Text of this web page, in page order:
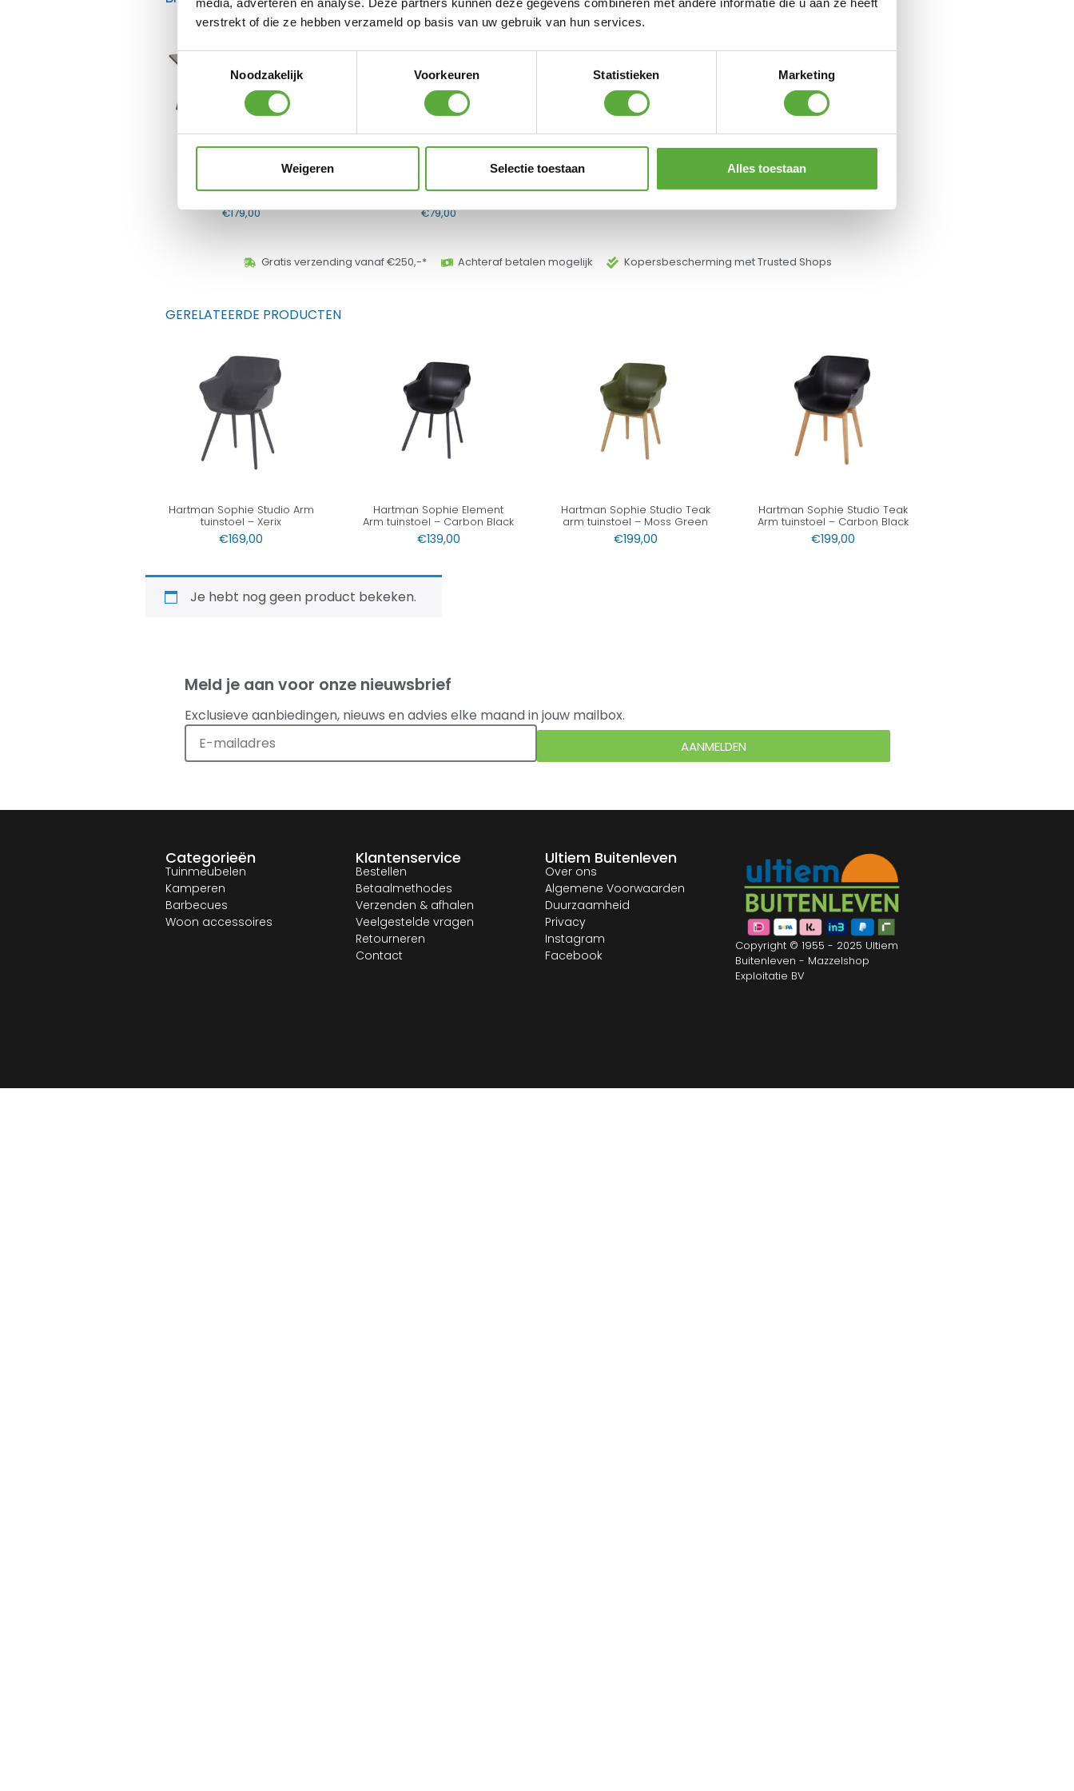
media, adverteren en analyse. Deze partners kunnen deze gegevens combineren met andere informatie die u aan ze heeft
verstrekt of die ze hebben verzameld op basis van uw gebruik van hun services.
Toestemmingsselectie
Noodzakelijk
Voorkeuren Statistieken Marketing
Weigeren Selectie toestaan Alles toestaan
Breez Cobra ligbed
€179,00
Breez Lecce Voetenbank
€79,00
Gratis verzending vanaf €250,-* Achteraf betalen mogelijk Kopersbescherming met Trusted Shops
GERELATEERDE PRODUCTEN
Hartman Sophie Studio Arm
tuinstoel – Xerix
€169,00
Hartman Sophie Element
Arm tuinstoel – Carbon Black
€139,00
Hartman Sophie Studio Teak
arm tuinstoel – Moss Green
€199,00
Hartman Sophie Studio Teak
Arm tuinstoel – Carbon Black
€199,00
Je hebt nog geen product bekeken.
Meld je aan voor onze nieuwsbrief
Exclusieve aanbiedingen, nieuws en advies elke maand in jouw mailbox.
AANMELDEN
Categorieën
Tuinmeubelen
Kamperen
Barbecues
Woon accessoires
Klantenservice
Bestellen
Betaalmethodes
Verzenden & afhalen
Veelgestelde vragen
Retourneren
Contact
Ultiem Buitenleven
Over ons
Algemene Voorwaarden
Duurzaamheid
Privacy
Instagram
Facebook
Copyright © 1955 - 2025 Ultiem
Buitenleven - Mazzelshop
Exploitatie BV